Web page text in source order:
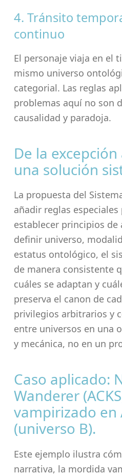
4. Tránsito
continuo
El personaje viaja en el
mismo universo
categorial. Las reglas
problemas aquí no son
causalidad y paradoja.
De la
una solución
La propuesta del
añadir reglas
establecer principios de
definir universo,
estatus ontológico, el
de manera consistente
cuáles se adaptan y
preserva el canon de
privilegios arbitrarios y
entre universos en una
y mecánica, no en un
Caso aplicado:
Wanderer
vampirizado en
(universo B).
Este ejemplo ilustra
narrativa, la mordida